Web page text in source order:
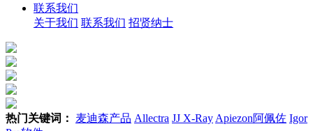
联系我们
关于我们 联系我们 招贤纳士
热门关键词： 麦迪森产品 Allectra JJ X-Ray Apiezon阿佩佐 Igor